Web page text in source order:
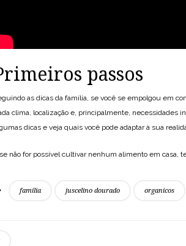
passos
as dicas da família, se você se empolgou em
clima, localização e, principalmente, necessidades
dicas e veja quais você pode adaptar à sua
não for possível cultivar nenhum alimento em casa,
familia juscelino dourado organicos